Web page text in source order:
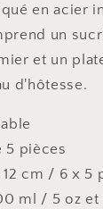
en acier
un
et un
d'hôtesse.
5 pièces
12 cm / 6 x 5
ml / 5 oz